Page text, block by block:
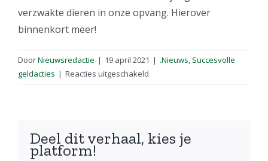
verzwakte dieren in onze opvang. Hierover
binnenkort meer!
DoorNieuwsredactie | 19 april 2021 | .Nieuws, Succesvolle
geldacties | Reacties uitgeschakeld
Tikkie-
egels
Deel dit verhaal, kies je
platform!